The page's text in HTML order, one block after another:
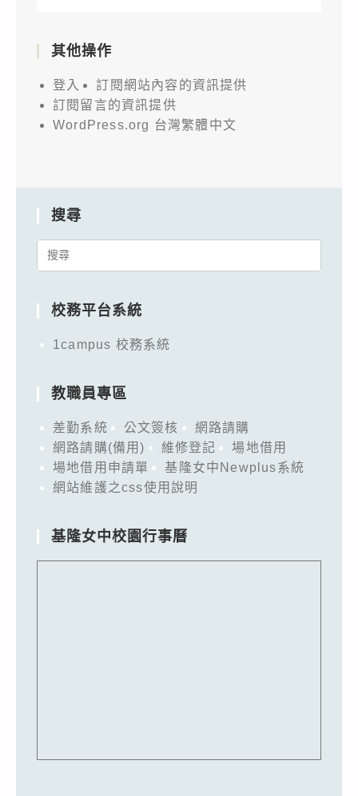
其他操作
登入
訂閱網站內容的資訊提供
訂閱留言的資訊提供
WordPress.org 台灣繁體中文
搜尋
Search
校務平台系統
1campus 校務系統
教職員專區
差勤系統 公文簽核
網路請購
網路請購(備用)
維修登記
場地借用
場地借用申請單
基隆女中Newplus系統
網站維護之css使用說明
基隆女中校園行事曆